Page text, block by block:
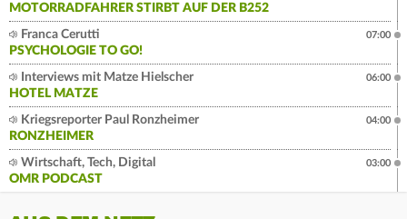
MOTORRADFAHRER STIRBT AUF DER B252
Franca Cerutti
PSYCHOLOGIE TO GO!
07:00
Interviews mit Matze Hielscher
HOTEL MATZE
06:00
Kriegsreporter Paul Ronzheimer
RONZHEIMER
04:00
Wirtschaft, Tech, Digital
OMR PODCAST
03:00